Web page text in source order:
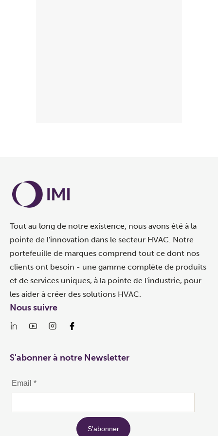
Tout au long de notre existence, nous avons été à la
pointe de l'innovation dans le secteur HVAC. Notre
portefeuille de marques comprend tout ce dont nos
clients ont besoin - une gamme complète de produits
et de services uniques, à la pointe de l'industrie, pour
les aider à créer des solutions HVAC.
Nous suivre
S'abonner à notre Newsletter